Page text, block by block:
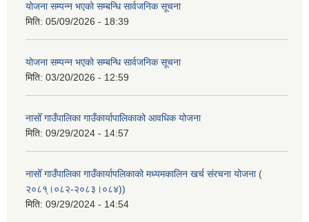
योजना सम्पन्न भएको सम्बन्धि सार्वजनिक सूचना
मिति: 05/09/2026 - 18:39
योजना सम्पन्न भएको सम्बन्धि सार्वजनिक सूचना
मिति: 03/20/2026 - 12:59
नासोँ गाउँपालिका गाउँकार्यापालिकाको आवधिक योजना
मिति: 09/29/2024 - 14:57
नासोँ गाउँपालिका गाउँकार्यापलिकाको मध्यमकालिन खर्च संरचना योजना (
२०८१्।०८२-२०८३।०८४))
मिति: 09/29/2024 - 14:54